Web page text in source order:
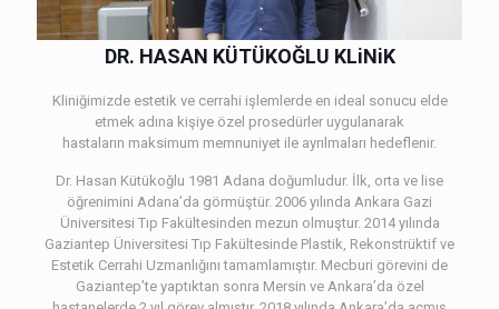
DR. HASAN KÜTÜKOĞLU KLiNiK
Kliniğimizde estetik ve cerrahi işlemlerde en ideal sonucu elde
etmek adına kişiye özel prosedürler uygulanarak
hastaların maksimum memnuniyet ile ayrılmaları hedeflenir.
Dr. Hasan Kütükoğlu 1981 Adana doğumludur. İlk, orta ve lise
öğrenimini Adana’da görmüştür. 2006 yılında Ankara Gazi
Üniversitesi Tıp Fakültesinden mezun olmuştur. 2014 yılında
Gaziantep Üniversitesi Tıp Fakültesinde Plastik, Rekonstrüktif ve
Estetik Cerrahi Uzmanlığını tamamlamıştır. Mecburi görevini de
Gaziantep’te yaptıktan sonra Mersin ve Ankara’da özel